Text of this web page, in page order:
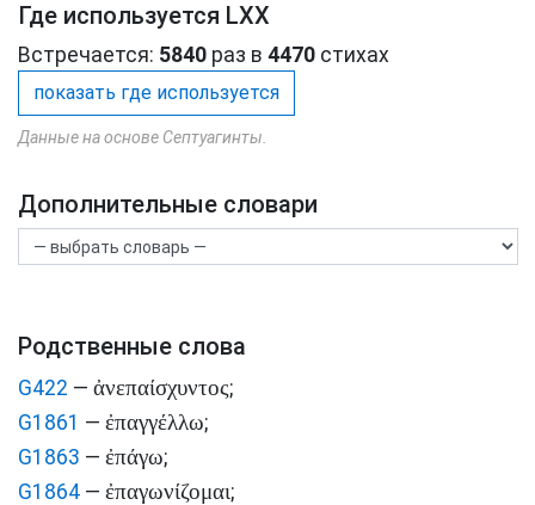
Где используется LXX
Встречается: 5840 раз в 4470 стихах
показать где используется
Данные на основе Септуагинты.
Дополнительные словари
Родственные слова
G422 — ἀνεπαίσχυντος;
G1861 — ἐπαγγέλλω;
G1863 — ἐπάγω;
G1864 — ἐπαγωνίζομαι;